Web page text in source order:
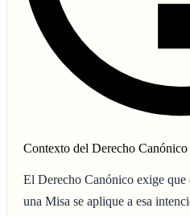
Contexto del Derecho Canónico
El Derecho Canónico exige
una Misa se aplique a esa